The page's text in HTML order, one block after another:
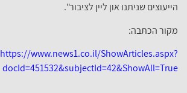
הייעוצים שניתנו און ליין לציבור".
מקור הכתבה:
https://www.news1.co.il/ShowArticles.aspx?
docId=451532&subjectId=42&ShowAll=True